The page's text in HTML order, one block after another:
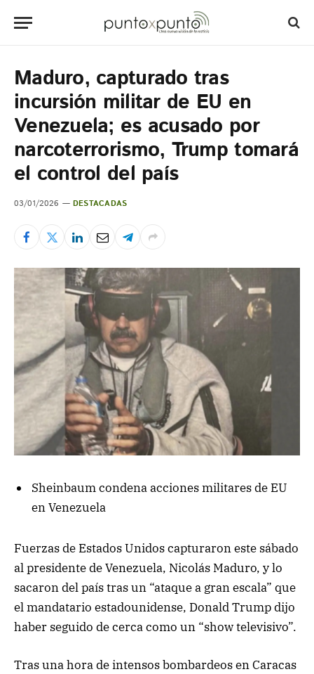
Maduro, capturado tras
incursión militar de EU en
Venezuela; es acusado por
narcoterrorismo, Trump tomará
el control del país
03/01/2026 DESTACADAS
Sheinbaum condena acciones militares de EU
en Venezuela
Fuerzas de Estados Unidos capturaron este sábado
al presidente de Venezuela, Nicolás Maduro, y lo
sacaron del país tras un “ataque a gran escala” que
el mandatario estadounidense, Donald Trump dijo
haber seguido de cerca como un “show televisivo”.
Tras una hora de intensos bombardeos en Caracas